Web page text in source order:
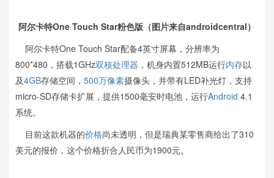
阿尔卡特One Touch Star粉色版（图片来自androidcentral）
阿尔卡特One Touch Star配备4英寸屏幕，分辨率为
800*480，搭载1GHz双核处理器 ，机身内置512MB运行内存以
及4GB存储空间， 500万像素摄像头，并带有LED补光灯，支持
micro-SD存储卡扩展，提供1500毫安时电池，运行Android 4.1
系统。
目前这款机器的价格尚未透明，但是瑞典某零售商给出了310
美元的报价，这个价格折合人民币为1900元。